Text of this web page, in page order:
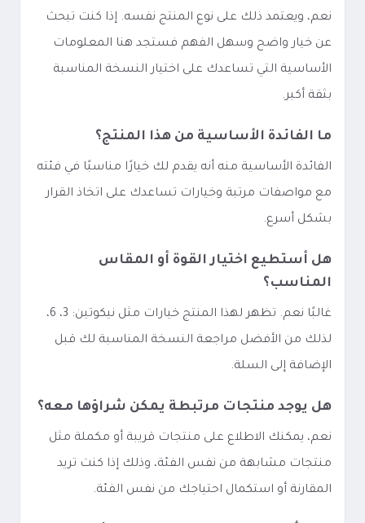
نعم، ويعتمد ذلك على نوع المنتج نفسه. إذا كنت تبحث
عن خيار واضح وسهل الفهم فستجد هنا المعلومات
الأساسية التي تساعدك على اختيار النسخة المناسبة
بثقة أكبر.
ما الفائدة الأساسية من هذا المنتج؟
الفائدة الأساسية منه أنه يقدم لك خيارًا مناسبًا في فئته
مع مواصفات مرتبة وخيارات تساعدك على اتخاذ القرار
بشكل أسرع.
هل أستطيع اختيار القوة أو المقاس
المناسب؟
غالبًا نعم. تظهر لهذا المنتج خيارات مثل نيكوتين: 3، 6،
لذلك من الأفضل مراجعة النسخة المناسبة لك قبل
الإضافة إلى السلة.
هل يوجد منتجات مرتبطة يمكن شراؤها معه؟
نعم، يمكنك الاطلاع على منتجات قريبة أو مكملة مثل
منتجات مشابهة من نفس الفئة، وذلك إذا كنت تريد
المقارنة أو استكمال احتياجك من نفس الفئة.